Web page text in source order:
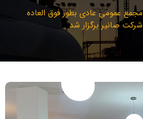
مجمع عمومی عادی بطور فوق العاده
شرکت صانیر برگزار شد